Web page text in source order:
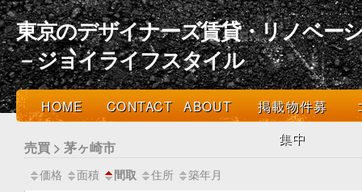
東京のデザイナーズ賃貸・リノベー
－ジョイライフスタイル
HOME CONTACT ABOUT
掲載物件募
集中
売買 > 茅ヶ崎市
価格 面積 間取 住所 築年月